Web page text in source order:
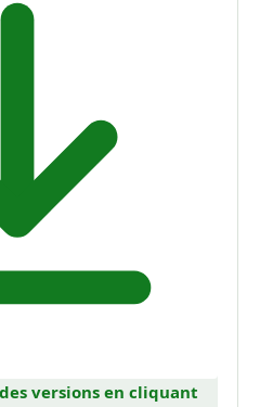
versions en cliquant